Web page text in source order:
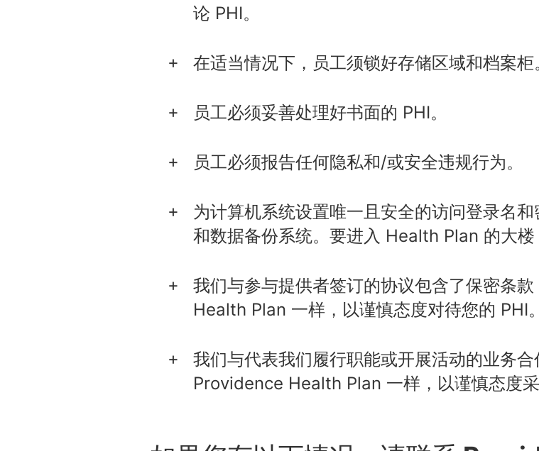
论 PHI。
在适当情况下，员工须锁好存储区域和档案柜
员工必须妥善处理好书面的 PHI。
员工必须报告任何隐私和/或安全违规行为。
为计算机系统设置唯一且安全的访问登录名
和数据备份系统。要进入 Health Plan 的大楼
我们与参与提供者签订的协议包含了保密条
Health Plan 一样，以谨慎态度对待您的 PHI。
我们与代表我们履行职能或开展活动的业务
Providence Health Plan 一样，以谨慎态度